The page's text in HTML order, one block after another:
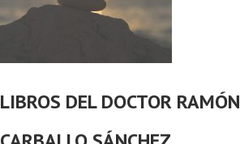
LIBROS DEL DOCTOR RAMÓN